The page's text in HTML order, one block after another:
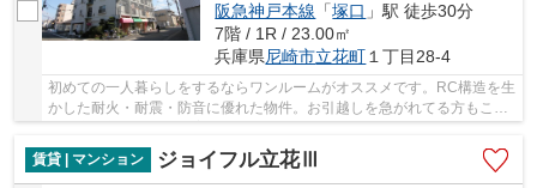
阪急神戸本線 「塚口 」駅 徒歩30分
7階 / 1R / 23.00㎡
兵庫県尼崎市立花町 １丁目28-4
初めての一人暮らしをするならワンルームがオススメです。RC構造を生
かした耐火・耐震・防音に優れた物件。お引越しを急がれてる方もこち
賃貸 | マンション
ジョイフル立花Ⅲ